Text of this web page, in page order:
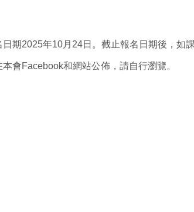
期2025年10月24日。截止報名日期後，如
會Facebook和網站公佈，請自行瀏覽。